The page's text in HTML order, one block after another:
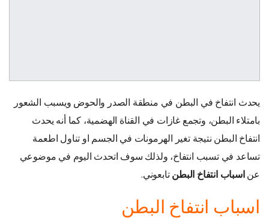
يحدث انتفاخ في البطن في منطقة الصدر والحوض ويسبب الشعور
بامتلاء البطن، وتجمع غازات في القناة الهضمية، كما أنه يحدث
انتفاخ البطن نتيجة تغير الهرمونات في الجسم او تناول اطعمة
تساعد في تسبب انتفاخ، ولذلك سوف اتحدث اليوم في موضوعي
عناسباب انتفاخ البطنتابعوني.
اسباب انتفاخ البطن